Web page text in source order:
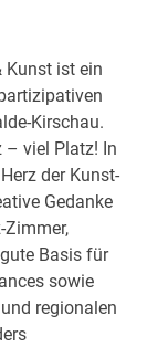
Kunst ist ein
Kirschau.
– viel Platz! In
der Kunst-
Gedanke
Zimmer,
Basis für
sowie
regionalen